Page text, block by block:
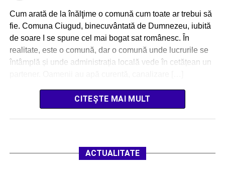
Cum arată de la înălţime o comună cum toate ar trebui să
fie. Comuna Ciugud, binecuvântată de Dumnezeu, iubită
de soare I se spune cel mai bogat sat românesc. În
realitate, este o comună, dar o comună unde lucrurile se
întâmplă și unde administrația locală vede în cetățean un
CITEȘTE MAI MULT
ACTUALITATE